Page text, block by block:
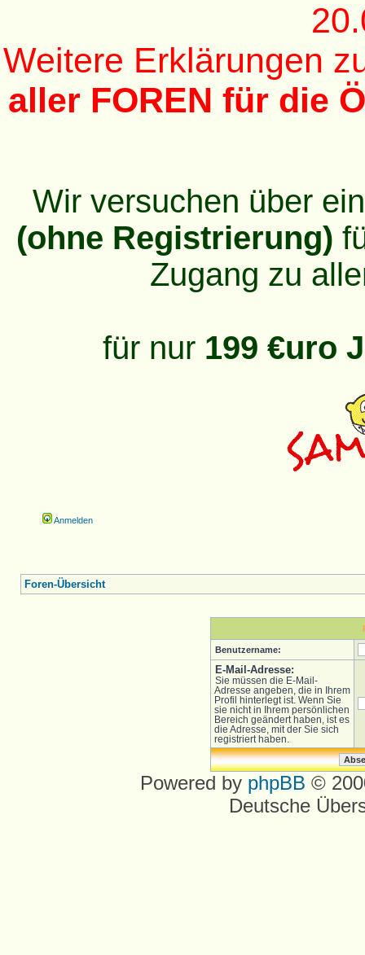
Weitere Erklärungen
aller FOREN für die
Wir versuchen über
(ohne Registrierung)
Zugang zu
für nur 199 €uro
Anmelden
Foren-Übersicht
Benutzername:
E-Mail-Adresse:
Sie müssen die E-Mail-
Adresse angeben, die in Ihrem
Profil hinterlegt ist. Wenn Sie
sie nicht in Ihrem persönlichen
Bereich geändert haben, ist es
die Adresse, mit der Sie sich
registriert haben.
Powered by phpBB ©
Deutsche